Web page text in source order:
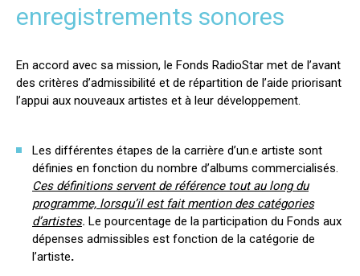
enregistrements sonores
En accord avec sa mission, le Fonds RadioStar met de l’avant
des critères d’admissibilité et de répartition de l’aide priorisant
l’appui aux nouveaux artistes et à leur développement.
Les différentes étapes de la carrière d’un.e artiste sont
définies en fonction du nombre d’albums commercialisés.
Ces définitions servent de référence tout au long du
programme, lorsqu’il est fait mention des catégories
d’artistes. Le pourcentage de la participation du Fonds aux
dépenses admissibles est fonction de la catégorie de
l’artiste.